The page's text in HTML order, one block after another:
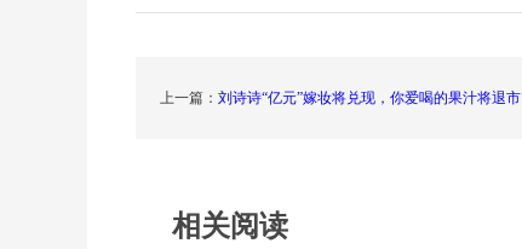
上一篇： 刘诗诗“亿元”嫁妆将兑现，你爱喝的果汁将退市
相关阅读